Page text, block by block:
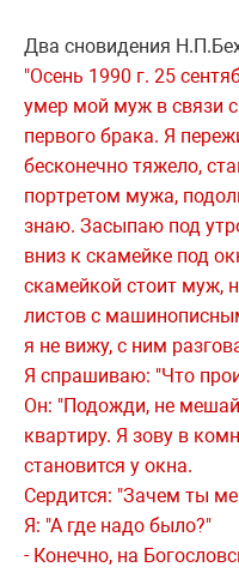
Два сновидения
"Осень 1990 г. 25
умер мой муж в связи
первого брака. Я
бесконечно тяжело,
портретом мужа,
знаю. Засыпаю под
вниз к скамейке под
скамейкой стоит муж,
листов с
я не вижу, с ним
Я спрашиваю: "Что
Он: "Подожди, не
квартиру. Я зову в
становится у окна.
Сердится: "Зачем ты
Я: "А где надо было?"
- Конечно, на